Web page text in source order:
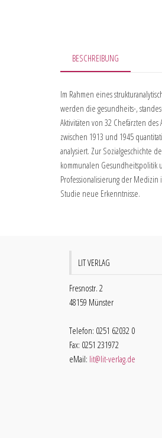
BESCHREIBUNG
Im Rahmen eines
werden die gesundheits-,
Aktivitäten von 32 Chefärzten
zwischen 1913 und 1945
analysiert. Zur Sozialgeschichte
kommunalen Gesundheitspolitik
Professionalisierung der
Studie neue Erkenntnisse.
LIT VERLAG
Fresnostr. 2
48159 Münster
Telefon: 0251 62032 0
Fax: 0251 231972
eMail: lit@lit-verlag.de